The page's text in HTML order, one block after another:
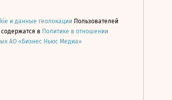
и данные геолокации Пользователей
в Политике в отношении
АО «Бизнес Ньюс Медиа»